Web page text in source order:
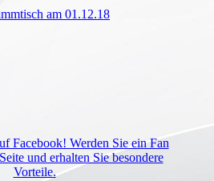
am 01.12.18
Facebook! Werden Sie ein Fan
und erhalten Sie besondere
Vorteile.